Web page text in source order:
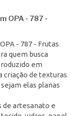
OPA - 787 -
- 787 - Frutas
quem busca
em
criação de texturas
elas planas
de artesanato e